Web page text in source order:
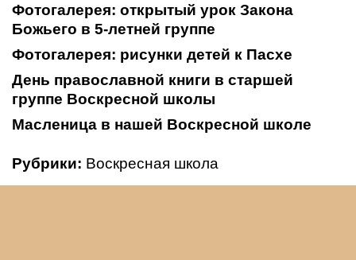
Фотогалерея: открытый урок Закона
Божьего в 5-летней группе
Фотогалерея: рисунки детей к Пасхе
День православной книги в старшей
группе Воскресной школы
Масленица в нашей Воскресной школе
Рубрики: Воскресная школа